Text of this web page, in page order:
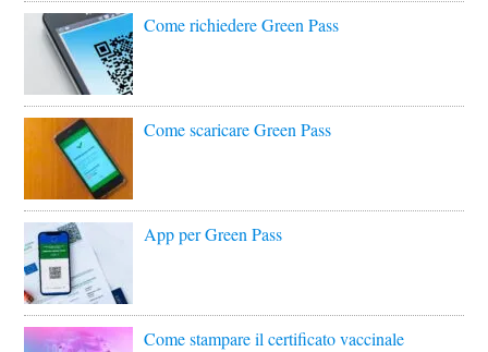
Come richiedere Green Pass
Come scaricare Green Pass
App per Green Pass
Come stampare il certificato vaccinale